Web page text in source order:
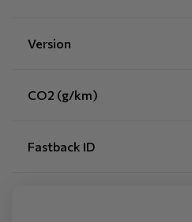
Version
CO2 (g/km)
Fastback ID